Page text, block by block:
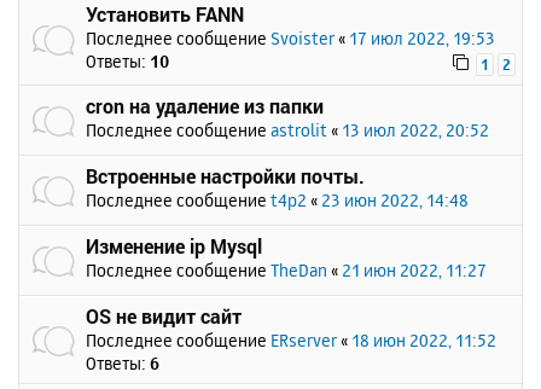
Установить FANN
Последнее сообщение Svoister « 17 июл 2022, 19:53
Ответы: 10 1 2
cron на удаление из папки
Последнее сообщение astrolit « 13 июл 2022, 20:52
Встроенные настройки почты.
Последнее сообщение t4p2 « 23 июн 2022, 14:48
Изменение ip Mysql
Последнее сообщение TheDan « 21 июн 2022, 11:27
OS не видит сайт
Последнее сообщение ERserver « 18 июн 2022, 11:52
Ответы: 6